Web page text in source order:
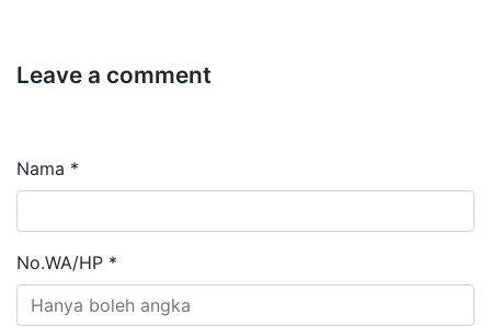
Leave a comment
Nama *
No.WA/HP *